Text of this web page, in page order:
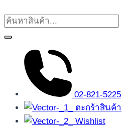
02-821-5225
ตะกร้าสินค้า
Wishlist